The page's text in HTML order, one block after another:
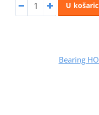
U
Bearing